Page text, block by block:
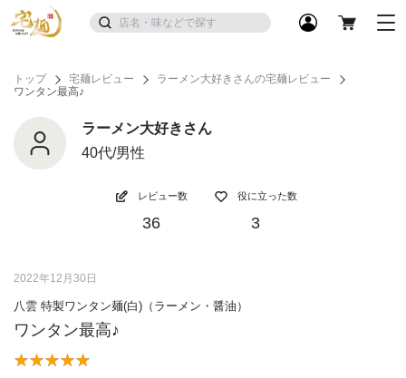
トップ 宅麺レビュー
ラーメン大好きさんの宅麺レビュー
ワンタン最高♪
ラーメン大好きさん
40代/男性
レビュー数
36
役に立った数
3
2022年12月30日
八雲 特製ワンタン麺(白)（ラーメン・醤油）
ワンタン最高♪